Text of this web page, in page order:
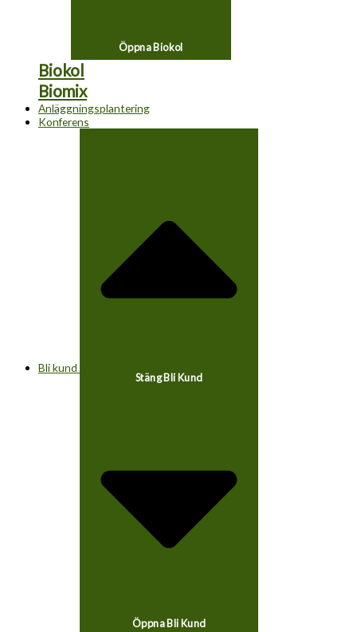
Öppna Biokol
Biokol
Biomix
Anläggningsplantering
Konferens
Bli kund
Stäng Bli Kund
Öppna Bli Kund